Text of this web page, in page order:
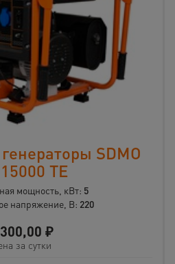
SDMO
ТЕ
мощность, кВт: 5
напряжение, В: 220
₽
за сутки